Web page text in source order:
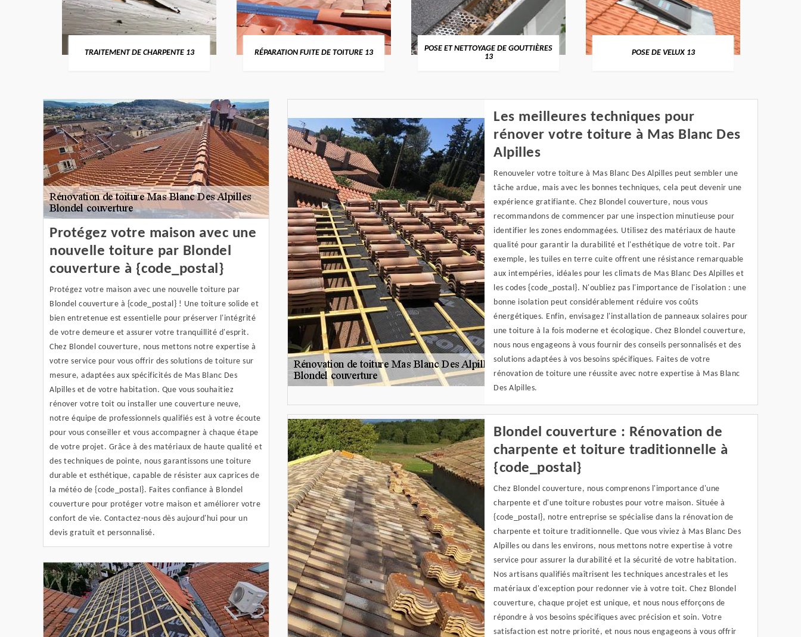
TRAITEMENT DE CHARPENTE 13 RÉPARATION FUITE DE TOITURE 13
POSE ET NETTOYAGE DE GOUTTIÈRES
13
POSE DE VELUX 13
Protégez votre maison avec une
nouvelle toiture par Blondel
couverture à {code_postal}
Protégez votre maison avec une nouvelle toiture par
Blondel couverture à {code_postal} ! Une toiture solide et
bien entretenue est essentielle pour préserver l'intégrité
de votre demeure et assurer votre tranquillité d'esprit.
Chez Blondel couverture, nous mettons notre expertise à
votre service pour vous offrir des solutions de toiture sur
mesure, adaptées aux spécificités de Mas Blanc Des
Alpilles et de votre habitation. Que vous souhaitiez
rénover votre toit ou installer une couverture neuve,
notre équipe de professionnels qualifiés est à votre écoute
pour vous conseiller et vous accompagner à chaque étape
de votre projet. Grâce à des matériaux de haute qualité et
des techniques de pointe, nous garantissons une toiture
durable et esthétique, capable de résister aux caprices de
la météo de {code_postal}. Faites confiance à Blondel
couverture pour protéger votre maison et améliorer votre
confort de vie. Contactez-nous dès aujourd'hui pour un
devis gratuit et personnalisé.
Les meilleures techniques pour
rénover votre toiture à Mas Blanc Des
Alpilles
Renouveler votre toiture à Mas Blanc Des Alpilles peut sembler une
tâche ardue, mais avec les bonnes techniques, cela peut devenir une
expérience gratifiante. Chez Blondel couverture, nous vous
recommandons de commencer par une inspection minutieuse pour
identifier les zones endommagées. Utilisez des matériaux de haute
qualité pour garantir la durabilité et l'esthétique de votre toit. Par
exemple, les tuiles en terre cuite offrent une résistance remarquable
aux intempéries, idéales pour les climats de Mas Blanc Des Alpilles et
les codes {code_postal}. N'oubliez pas l'importance de l'isolation : une
bonne isolation peut considérablement réduire vos coûts
énergétiques. Enfin, envisagez l'installation de panneaux solaires pour
une toiture à la fois moderne et écologique. Chez Blondel couverture,
nous nous engageons à vous fournir des conseils personnalisés et des
solutions adaptées à vos besoins spécifiques. Faites de votre
rénovation de toiture une réussite avec notre expertise à Mas Blanc
Des Alpilles.
Blondel couverture : Rénovation de
charpente et toiture traditionnelle à
{code_postal}
Chez Blondel couverture, nous comprenons l'importance d'une
charpente et d'une toiture robustes pour votre maison. Située à
{code_postal}, notre entreprise se spécialise dans la rénovation de
charpente et toiture traditionnelle. Que vous viviez à Mas Blanc Des
Alpilles ou dans les environs, nous mettons notre expertise à votre
service pour assurer la durabilité et la sécurité de votre habitation.
Nos artisans qualifiés maîtrisent les techniques ancestrales et les
matériaux d'exception pour redonner vie à votre toit. Chez Blondel
couverture, chaque projet est unique, et nous nous efforçons de
répondre à vos besoins spécifiques avec précision et soin. Votre
satisfaction est notre priorité, et nous nous engageons à vous offrir